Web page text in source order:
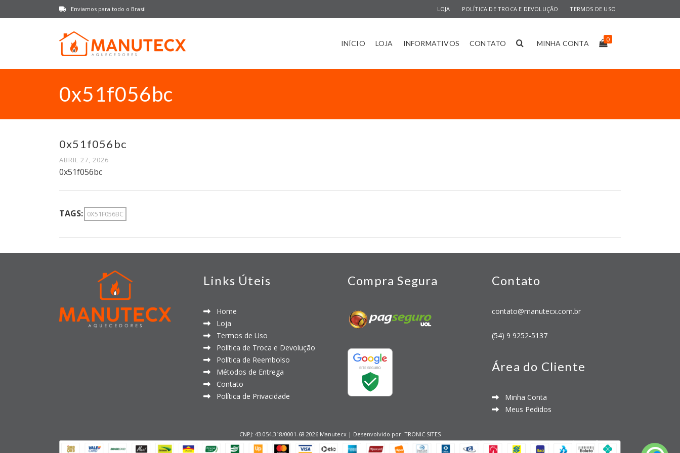
Enviamos para todo o Brasil LOJA POLÍTICA DE TROCA E DEVOLUÇÃO TERMOS DE USO
INÍCIO LOJA INFORMATIVOS CONTATO MINHA CONTA 0
0x51f056bc
0x51f056bc
ABRIL 27, 2026
0x51f056bc
TAGS: 0X51F056BC
Links Úteis
Home
Loja
Termos de Uso
Política de Troca e Devolução
Política de Reembolso
Métodos de Entrega
Contato
Política de Privacidade
Compra Segura Contato
contato@manutecx.com.br
(54) 9 9252-5137
Área do Cliente
Minha Conta
Meus Pedidos
CNPJ: 43.054.318/0001-68 2026 Manutecx | Desenvolvido por: TRONIC SITES